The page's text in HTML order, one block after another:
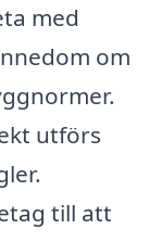
med
om
utförs
till att